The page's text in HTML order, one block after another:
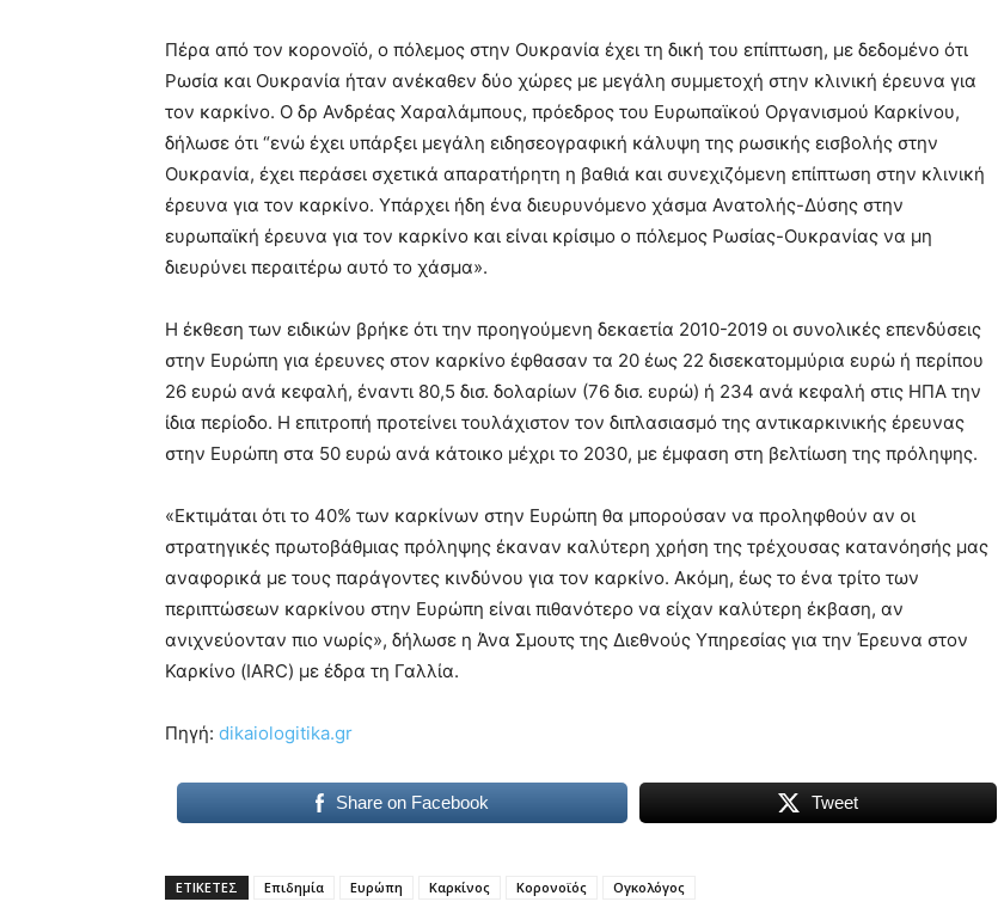
Πέρα από τον κορονοϊό, ο πόλεμος στην Ουκρανία έχει τη δική του επίπτωση, με δεδομένο ότι
Ρωσία και Ουκρανία ήταν ανέκαθεν δύο χώρες με μεγάλη συμμετοχή στην κλινική έρευνα για
τον καρκίνο. Ο δρ Ανδρέας Χαραλάμπους, πρόεδρος του Ευρωπαϊκού Οργανισμού Καρκίνου,
δήλωσε ότι “ενώ έχει υπάρξει μεγάλη ειδησεογραφική κάλυψη της ρωσικής εισβολής στην
Ουκρανία, έχει περάσει σχετικά απαρατήρητη η βαθιά και συνεχιζόμενη επίπτωση στην κλινική
έρευνα για τον καρκίνο. Υπάρχει ήδη ένα διευρυνόμενο χάσμα Ανατολής-Δύσης στην
ευρωπαϊκή έρευνα για τον καρκίνο και είναι κρίσιμο ο πόλεμος Ρωσίας-Ουκρανίας να μη
διευρύνει περαιτέρω αυτό το χάσμα».
Η έκθεση των ειδικών βρήκε ότι την προηγούμενη δεκαετία 2010-2019 οι συνολικές επενδύσεις
στην Ευρώπη για έρευνες στον καρκίνο έφθασαν τα 20 έως 22 δισεκατομμύρια ευρώ ή περίπου
26 ευρώ ανά κεφαλή, έναντι 80,5 δισ. δολαρίων (76 δισ. ευρώ) ή 234 ανά κεφαλή στις ΗΠΑ την
ίδια περίοδο. Η επιτροπή προτείνει τουλάχιστον τον διπλασιασμό της αντικαρκινικής έρευνας
στην Ευρώπη στα 50 ευρώ ανά κάτοικο μέχρι το 2030, με έμφαση στη βελτίωση της πρόληψης.
«Εκτιμάται ότι το 40% των καρκίνων στην Ευρώπη θα μπορούσαν να προληφθούν αν οι
στρατηγικές πρωτοβάθμιας πρόληψης έκαναν καλύτερη χρήση της τρέχουσας κατανόησής μας
αναφορικά με τους παράγοντες κινδύνου για τον καρκίνο. Ακόμη, έως το ένα τρίτο των
περιπτώσεων καρκίνου στην Ευρώπη είναι πιθανότερο να είχαν καλύτερη έκβαση, αν
ανιχνεύονταν πιο νωρίς», δήλωσε η Άνα Σμουτς της Διεθνούς Υπηρεσίας για την Έρευνα στον
Καρκίνο (IARC) με έδρα τη Γαλλία.
Πηγή: dikaiologitika.gr
Share on Facebook Tweet
ΕΤΙΚΕΤΕΣ Επιδημία Ευρώπη Καρκίνος Κορονοϊός Ογκολόγος